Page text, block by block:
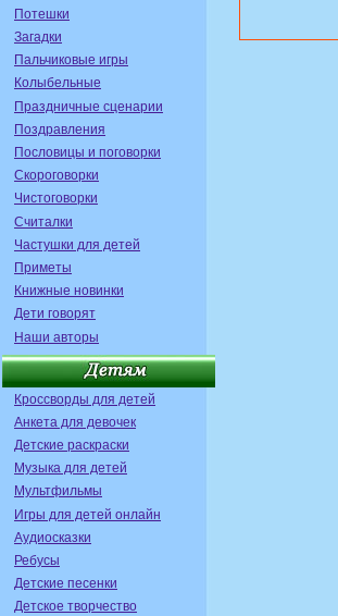
Потешки
Загадки
Пальчиковые игры
Колыбельные
Праздничные сценарии
Поздравления
Пословицы и поговорки
Скороговорки
Чистоговорки
Считалки
Частушки для детей
Приметы
Книжные новинки
Дети говорят
Наши авторы
Кроссворды для детей
Анкета для девочек
Детские раскраски
Музыка для детей
Мультфильмы
Игры для детей онлайн
Аудиосказки
Ребусы
Детские песенки
Детское творчество